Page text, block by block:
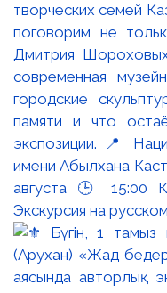
творческих семей
поговорим не
Дмитрия
современная
городские
памяти и что
экспозиции. 📍
имени Абылхана
августа 🕒 15:00
Экскурсия на